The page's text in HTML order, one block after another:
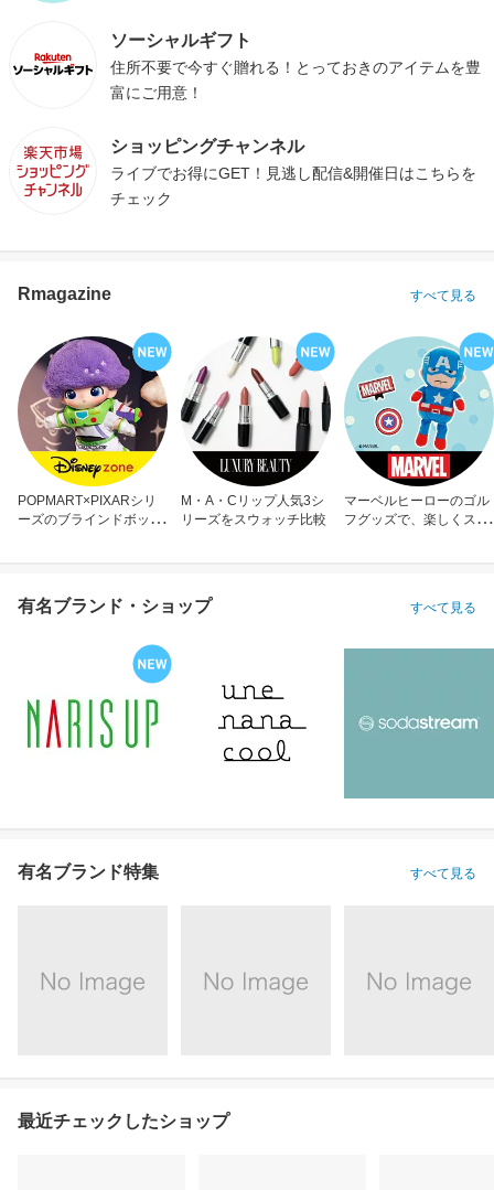
ソーシャルギフト
住所不要で今すぐ贈れる！とっておきのアイテムを豊
富にご用意！
ショッピングチャンネル
ライブでお得にGET！見逃し配信&開催日はこちらを
チェック
Rmagazine すべて見る
POPMART×PIXARシリ
ーズのブラインドボック
M・A・Cリップ人気3シ
リーズをスウォッチ比較
マーベルヒーローのゴル
フグッズで、楽しくスコ
有名ブランド・ショップ すべて見る
有名ブランド特集 すべて見る
最近チェックしたショップ